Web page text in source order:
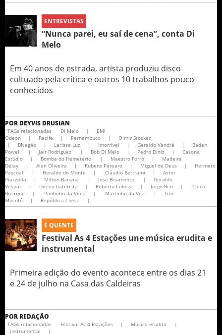
ENTREVISTAS
“Nunca parei, eu saí de cena”, conta Di
Melo
Em 40 anos de estrada, artista produziu disco
cultuado pela crítica e outros 10 trabalhos pouco
conhecidos
POR DEYVIS DRUSIAN
TAGs relacionadas Di Melo |
EMI
Odeon
| Recife | Pernambuco |
Olmir Stocker
|
BNegão | Larissa Luz | Imorrível | Geraldo Vandré |
Baden
Powell
| Jair Rodriguez | Bob Di Melo | Pedro Diniz |
Casona
Estúdio
| Bomba do Hemetério | Maestro Forró |
Madeira
Delay
| Alan Oliveira | Rubens Pássaro | Miguel de Deus |
Hermeto
Pascoal
| Heraldo do Monte | Cláudio Bertrami |
Astor
Piazzolla
| Milton Banana | José Briamonte |
Geraldo
Vespar
| Dirceu baterista | Roberto Colossi | Jorge Ben |
Chico
Buarque
| Paulinho da Viola | Martinho da Vila |
Trio
Mocotó
| República Checa |
É QUENTE
Festival As 4 Estações une música erudita e
instrumental
Primeira edição do evento acontece entre os dias 21
e 24 de julho na Casa das Caldeiras
POR REDAÇÃO
TAGs relacionadas Festival As 4 Estações | Música erudita
|
instrumental
|